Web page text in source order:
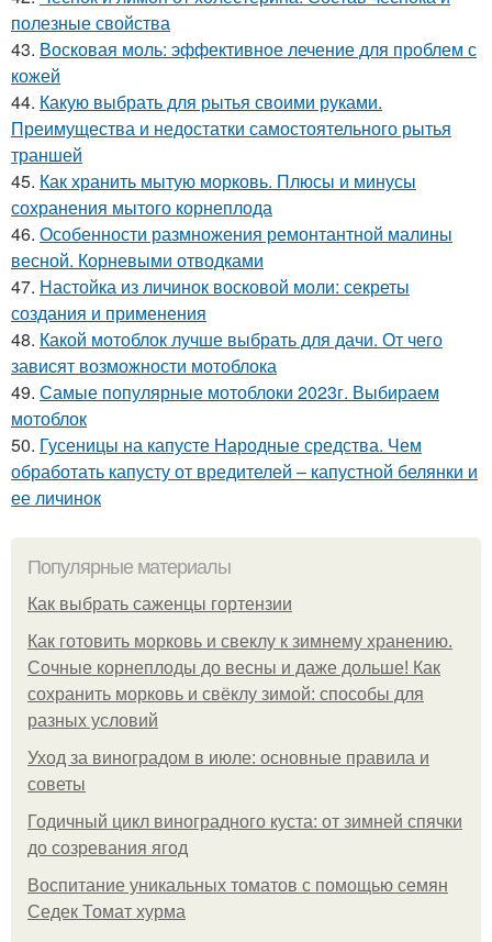
полезные свойства
43. Восковая моль: эффективное лечение для проблем с
кожей
44. Какую выбрать для рытья своими руками.
Преимущества и недостатки самостоятельного рытья
траншей
45. Как хранить мытую морковь. Плюсы и минусы
сохранения мытого корнеплода
46. Особенности размножения ремонтантной малины
весной. Корневыми отводками
47. Настойка из личинок восковой моли: секреты
создания и применения
48. Какой мотоблок лучше выбрать для дачи. От чего
зависят возможности мотоблока
49. Самые популярные мотоблоки 2023г. Выбираем
мотоблок
50. Гусеницы на капусте Народные средства. Чем
обработать капусту от вредителей – капустной белянки и
ее личинок
Популярные материалы
Как выбрать саженцы гортензии
Как готовить морковь и свеклу к зимнему хранению.
Сочные корнеплоды до весны и даже дольше! Как
сохранить морковь и свёклу зимой: способы для
разных условий
Уход за виноградом в июле: основные правила и
советы
Годичный цикл виноградного куста: от зимней спячки
до созревания ягод
Воспитание уникальных томатов с помощью семян
Седек Томат хурма